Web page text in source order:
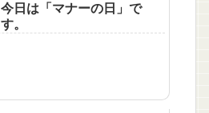
今日は「マナーの日」で
す。